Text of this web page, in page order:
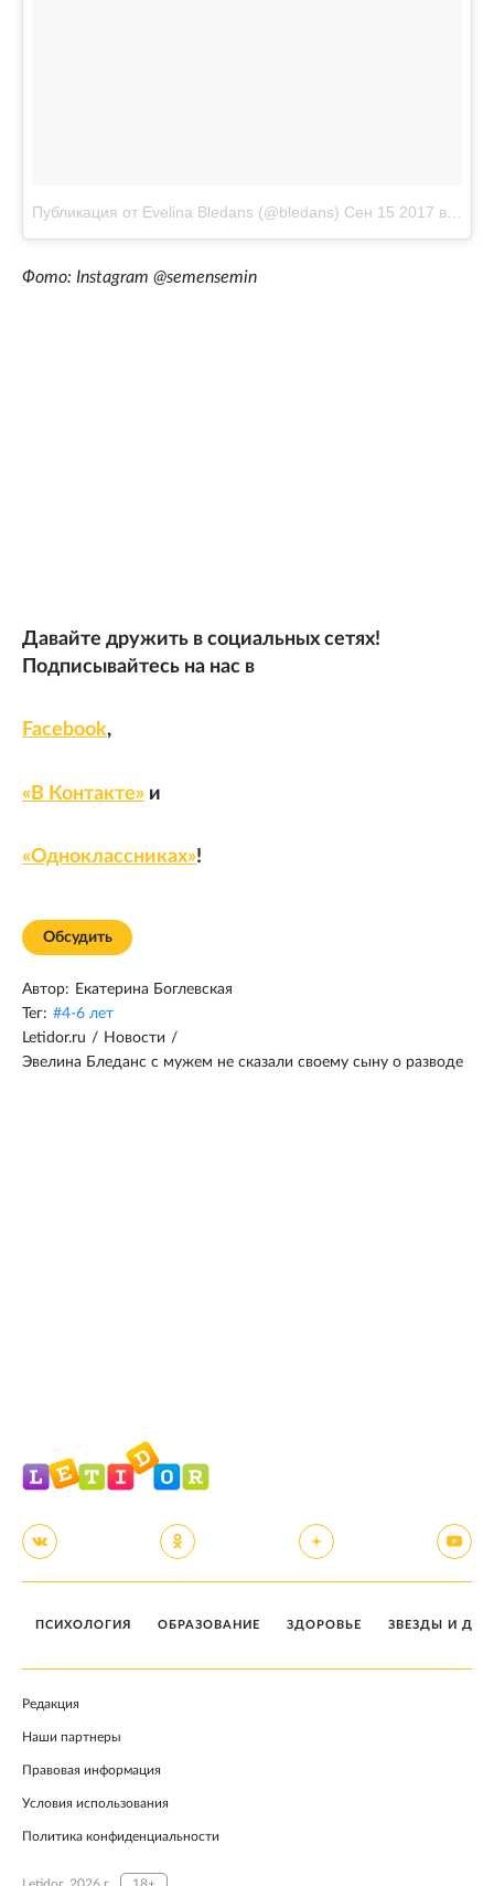
Публикация от Evelina Bledans (@bledans) Сен 15 2017 в 6:35 PDT
Фото: Instagram @semensemin
Давайте дружить в социальных сетях!
Подписывайтесь на нас в
Facebook,
«В Контакте» и
«Одноклассниках»!
Обсудить
Автор: Екатерина Боглевская
Тег: #4-6 лет
Letidor.ru / Новости /
Эвелина Бледанс с мужем не сказали своему сыну о разводе
ПСИХОЛОГИЯ ОБРАЗОВАНИЕ ЗДОРОВЬЕ ЗВЕЗДЫ И
Редакция
Наши партнеры
Правовая информация
Условия использования
Политика конфиденциальности